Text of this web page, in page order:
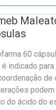
60
indicado
de
do ácido do